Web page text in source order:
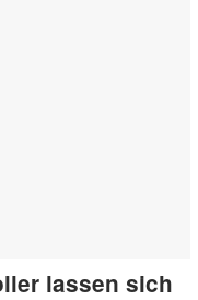
lassen sich